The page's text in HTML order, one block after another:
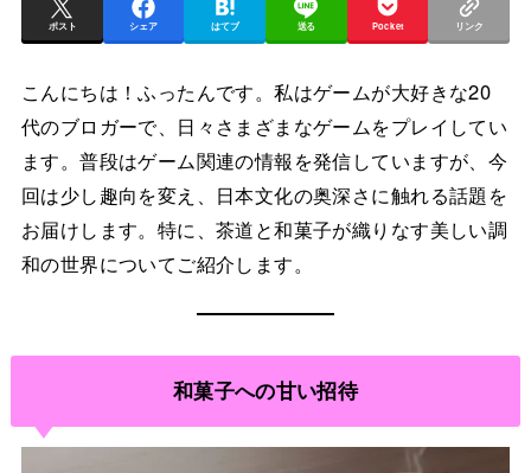
ポスト シェア はてブ 送る Pocket リンク
こんにちは！ふったんです。私はゲームが大好きな20
代のブロガーで、日々さまざまなゲームをプレイしてい
ます。普段はゲーム関連の情報を発信していますが、今
回は少し趣向を変え、日本文化の奥深さに触れる話題を
お届けします。特に、茶道と和菓子が織りなす美しい調
和の世界についてご紹介します。
和菓子への甘い招待